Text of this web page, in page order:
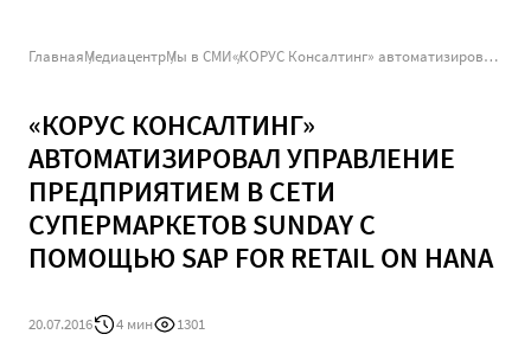
ГлавнаяМедиацентрМы в СМИ «КОРУС Консалтинг» автоматизировал управление предприятием в сети супермаркетов SUNDAY с помощью SAP for Retail on HANA
«КОРУС КОНСАЛТИНГ»
АВТОМАТИЗИРОВАЛ УПРАВЛЕНИЕ
ПРЕДПРИЯТИЕМ В СЕТИ
СУПЕРМАРКЕТОВ SUNDAY С
ПОМОЩЬЮ SAP FOR RETAIL ON HANA
20.07.2016 4 мин 1301